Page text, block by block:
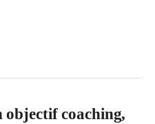
objectif coaching,